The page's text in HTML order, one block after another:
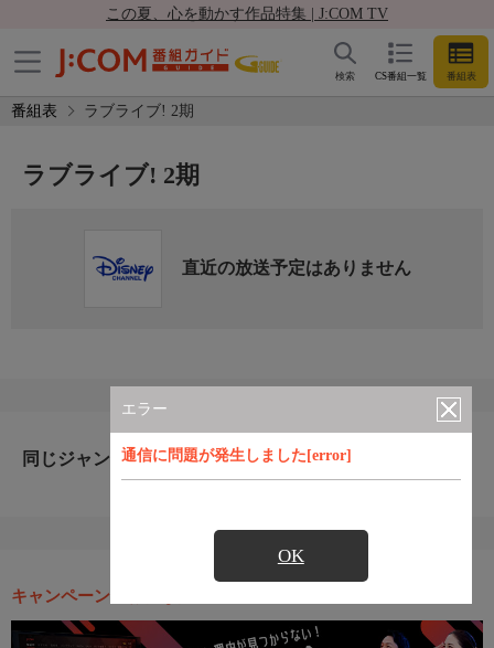
この夏、心を動かす作品特集 | J:COM TV
CS番組一覧 番組表
検索
番組表 ラブライブ! 2期
エラー
通信に問題が発生しました[error]
OK
ラブライブ! 2期
直近の放送予定はありません
同じジャンルのおすすめ番組
キャンペーン・お得な情報